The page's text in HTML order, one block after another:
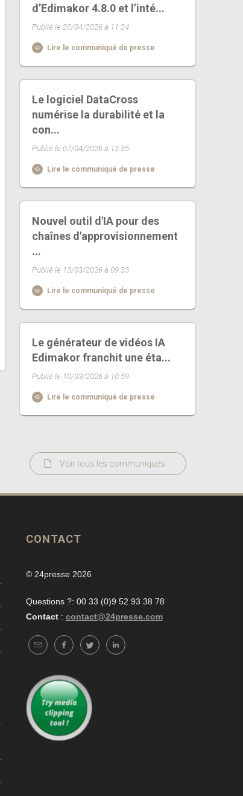
d’Edimakor 4.8.0 et l’inté...
Publié le 20/04/2026 à 11:24
Lire le communiqué de presse
Le logiciel DataCross
numérise la durabilité et la
con...
Publié le 07/04/2026 à 15:35
Lire le communiqué de presse
Nouvel outil d'IA pour des
chaînes d'approvisionnement
...
Publié le 13/03/2026 à 09:33
Lire le communiqué de presse
Le générateur de vidéos IA
Edimakor franchit une éta...
Publié le 10/03/2026 à 10:59
Lire le communiqué de presse
Voir tous les communiqués
CONTACT
© 24presse 2026
Questions ?: 00 33 (0)9 52 93 38 78
Contact : contact@24presse.com